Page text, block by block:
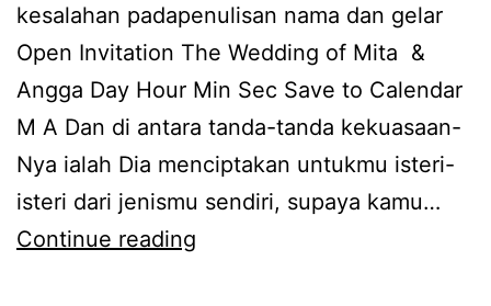
kesalahan padapenulisan nama dan gelar
Open Invitation The Wedding of Mita &
Angga Day Hour Min Sec Save to Calendar
M A Dan di antara tanda-tanda kekuasaan-
Nya ialah Dia menciptakan untukmu isteri-
isteri dari jenismu sendiri, supaya kamu…
Continue reading